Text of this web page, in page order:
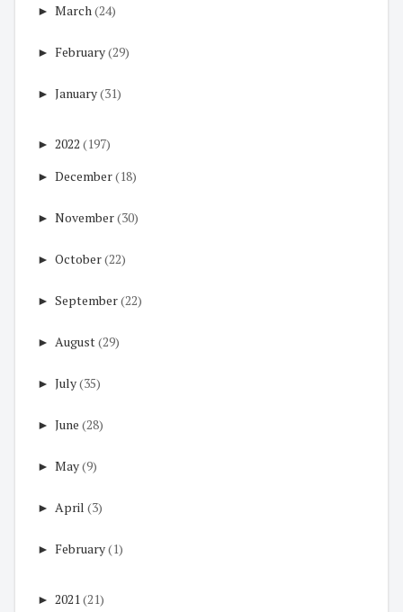
► March(24)
► February(29)
► January(31)
► 2022 (197)
► December(18)
► November(30)
► October(22)
► September(22)
► August(29)
► July(35)
► June (28)
► May(9)
► April (3)
► February(1)
► 2021(21)